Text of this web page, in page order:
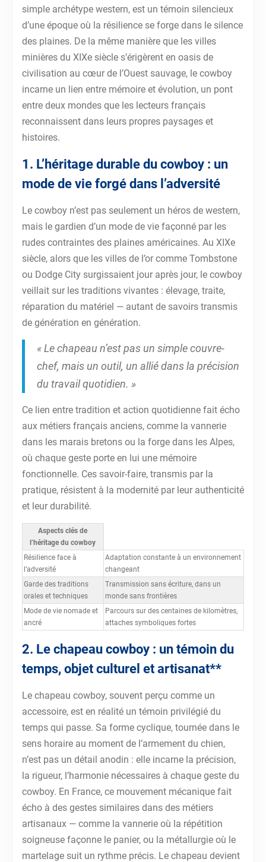
simple archétype western, est un témoin silencieux
d’une époque où la résilience se forge dans le silence
des plaines. De la même manière que les villes
minières du XIXe siècle s’érigèrent en oasis de
civilisation au cœur de l’Ouest sauvage, le cowboy
incarne un lien entre mémoire et évolution, un pont
entre deux mondes que les lecteurs français
reconnaissent dans leurs propres paysages et
histoires.
1. L’héritage durable du cowboy : un
mode de vie forgé dans l’adversité
Le cowboy n’est pas seulement un héros de western,
mais le gardien d’un mode de vie façonné par les
rudes contraintes des plaines américaines. Au XIXe
siècle, alors que les villes de l’or comme Tombstone
ou Dodge City surgissaient jour après jour, le cowboy
veillait sur les traditions vivantes : élevage, traite,
réparation du matériel — autant de savoirs transmis
de génération en génération.
« Le chapeau n’est pas un simple couvre-
chef, mais un outil, un allié dans la précision
du travail quotidien. »
Ce lien entre tradition et action quotidienne fait écho
aux métiers français anciens, comme la vannerie
dans les marais bretons ou la forge dans les Alpes,
où chaque geste porte en lui une mémoire
fonctionnelle. Ces savoir-faire, transmis par la
pratique, résistent à la modernité par leur authenticité
et leur durabilité.
Aspects clés de
l’héritage du cowboy
Résilience face à
l’adversité
Adaptation constante à un environnement
changeant
Garde des traditions
orales et techniques
Transmission sans écriture, dans un
monde sans frontières
Mode de vie nomade et
ancré
Parcours sur des centaines de kilomètres,
attaches symboliques fortes
2. Le chapeau cowboy : un témoin du
temps, objet culturel et artisanat**
Le chapeau cowboy, souvent perçu comme un
accessoire, est en réalité un témoin privilégié du
temps qui passe. Sa forme cyclique, tournée dans le
sens horaire au moment de l’armement du chien,
n’est pas un détail anodin : elle incarne la précision,
la rigueur, l’harmonie nécessaires à chaque geste du
cowboy. En France, ce mouvement mécanique fait
écho à des gestes similaires dans des métiers
artisanaux — comme la vannerie où la répétition
soigneuse façonne le panier, ou la métallurgie où le
martelage suit un rythme précis. Le chapeau devient